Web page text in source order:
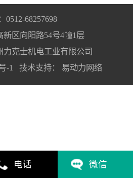
0512-68257698
新区向阳路54号4幢1层
力克士机电工业有限公司
-1 技术支持： 易动力网络
电话 微信